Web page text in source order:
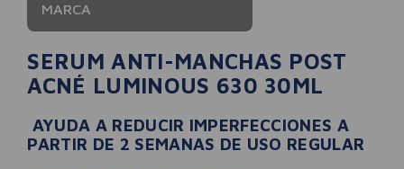
MARCA
SERUM ANTI-MANCHAS POST
ACNÉ LUMINOUS 630 30ML
AYUDA A REDUCIR IMPERFECCIONES A
PARTIR DE 2 SEMANAS DE USO REGULAR